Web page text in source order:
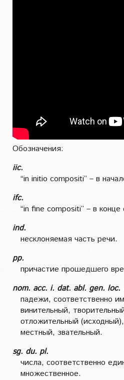
Обозначения:
iic.
“in initio compositi” – в
ifc.
“in fine compositi” – в
ind.
несклоняемая часть речи.
pp.
причастие прошедшего
nom. acc. i. dat. abl. gen. loc.
падежи, соответственно
винительный,
отложительный
местный, звательный.
sg. du. pl.
числа, соответственно
множественное.